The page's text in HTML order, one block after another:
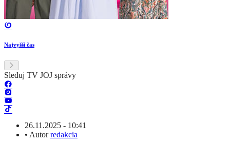
Najvyšší čas
Sleduj TV JOJ správy
26.11.2025 - 10:41
• Autorredakcia